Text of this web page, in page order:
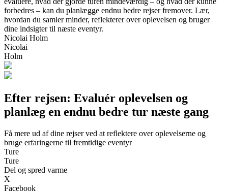
forbedres – kan du planlægge endnu bedre rejser fremover. Lær,
hvordan du samler minder, reflekterer over oplevelsen og bruger
dine indsigter til næste eventyr.
Nicolai Holm
Nicolai
Holm
Efter rejsen: Evaluér oplevelsen og
planlæg en endnu bedre tur næste gang
Få mere ud af dine rejser ved at reflektere over oplevelserne og
bruge erfaringerne til fremtidige eventyr
Ture
Ture
Del og spred varme
X
Facebook